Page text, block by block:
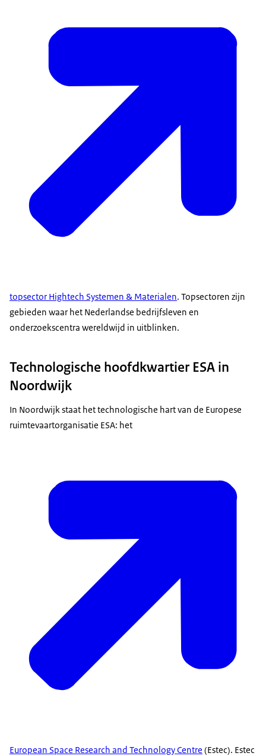
topsector Hightech Systemen & Materialen. Topsectoren zijn
gebieden waar het Nederlandse bedrijfsleven en
onderzoekscentra wereldwijd in uitblinken.
Technologische hoofdkwartier ESA in
Noordwijk
In Noordwijk staat het technologische hart van de Europese
ruimtevaartorganisatie ESA: het
European Space Research and Technology Centre (Estec). Estec